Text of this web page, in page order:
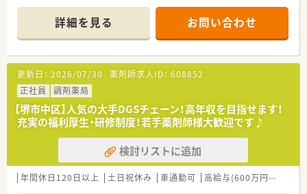
処方箋を診ながら経験を積んでいくことが出来る環境です！（内
科・外科・整形外科・眼科・リハビリテーション科・放射線診断科・
麻酔科・歯科口腔外科）
■薬剤師は16名在籍しており、平均年齢は30代後半。薬局長は
50代後半の女性がお勤めです。事務員さんも5名在籍しており、
しっかり人員配置されていて安心です♪
■チーム医療として、カンファレンス・回診・ラウンド等の活動に
参加することも出来ます！（感染制御チーム・栄養サポートチー
ム・緩和ケアチーム）ドクターや看護師など他職種の方々と協力
し合って患者様のことを考えられるため、やりがいにも繋がりま
す★
■託児所も完備！（※随時空き状況は変化しますので、お問合せ下
さい）小さいお子さんのいらっしゃるママ薬剤師さんも安心して
勤務スタートできます。
詳細を見る お問い合わせ
更新日： 2026/07/30 薬剤師求人ID： 608852
正社員
調剤薬局
【堺市中区】人気の大手DGSチェーン！高年収を目指せます！
充実の福利厚生・研修制度！若手薬剤師様大歓迎です♪
検討リストに追加
年間休日120日以上 土日祝休み 車通勤可 高給与(600万円以上)